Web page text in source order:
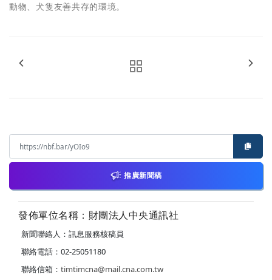
動物、犬隻友善共存的環境。
推廣新聞稿
發佈單位名稱：財團法人中央通訊社
新聞聯絡人：訊息服務核稿員
聯絡電話：02-25051180
聯絡信箱： timtimcna@mail.cna.com.tw